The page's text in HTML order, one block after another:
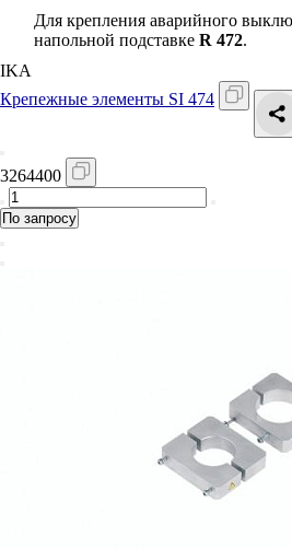
Для крепления аварийного
напольной подставке R 472.
IKA
Крепежные элементы SI 474
3264400
По запросу